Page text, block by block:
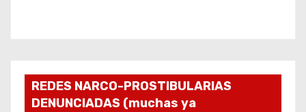
REDES NARCO-PROSTIBULARIAS
DENUNCIADAS (muchas ya